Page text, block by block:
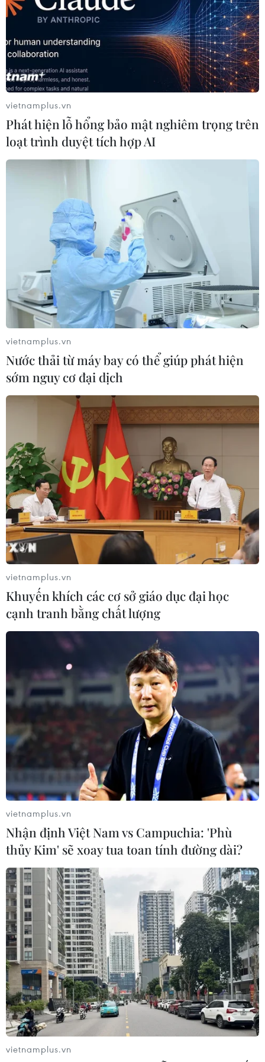
vietnamplus.vn
Phát hiện lỗ hổng bảo mật nghiêm trọng trên
loạt trình duyệt tích hợp AI
vietnamplus.vn
Nước thải từ máy bay có thể giúp phát hiện
sớm nguy cơ đại dịch
vietnamplus.vn
Khuyến khích các cơ sở giáo dục đại học
cạnh tranh bằng chất lượng
vietnamplus.vn
Nhận định Việt Nam vs Campuchia: 'Phù
thủy Kim' sẽ xoay tua toan tính đường dài?
vietnamplus.vn